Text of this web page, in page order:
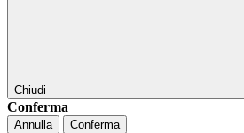
Chiudi
Conferma
Annulla Conferma